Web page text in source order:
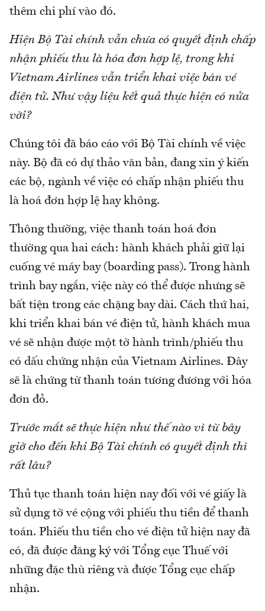
thêm chi phí vào đó.
Hiện Bộ Tài chính vẫn chưa có quyết định chấp
nhận phiếu thu là hóa đơn hợp lệ, trong khi
Vietnam Airlines vẫn triển khai việc bán vé
điện tử. Như vậy liệu kết quả thực hiện có nửa
vời?
Chúng tôi đã báo cáo với Bộ Tài chính về việc
này. Bộ đã có dự thảo văn bản, đang xin ý kiến
các bộ, ngành về việc có chấp nhận phiếu thu
là hoá đơn hợp lệ hay không.
Thông thường, việc thanh toán hoá đơn
thường qua hai cách: hành khách phải giữ lại
cuống vé máy bay (boarding pass). Trong hành
trình bay ngắn, việc này có thể được nhưng sẽ
bất tiện trong các chặng bay dài. Cách thứ hai,
khi triển khai bán vé điện tử, hành khách mua
vé sẽ nhận được một tờ hành trình/phiếu thu
có dấu chứng nhận của Vietnam Airlines. Đây
sẽ là chứng từ thanh toán tương đương với hóa
đơn đỏ.
Trước mắt sẽ thực hiện như thế nào vì từ bây
giờ cho đến khi Bộ Tài chính có quyết định thì
rất lâu?
Thủ tục thanh toán hiện nay đối với vé giấy là
sử dụng tờ vé cộng với phiếu thu tiền để thanh
toán. Phiếu thu tiền cho vé điện tử hiện nay đã
có, đã được đăng ký với Tổng cục Thuế với
những đặc thù riêng và được Tổng cục chấp
nhận.